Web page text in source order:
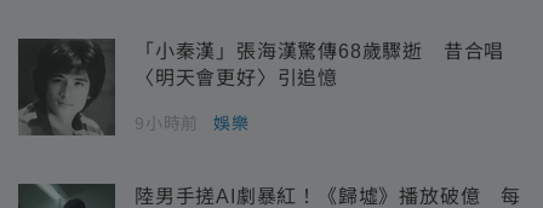
「小秦漢」張海漢驚傳68歲驟逝 昔合唱
〈明天會更好〉引追憶
9小時前 娛樂
陸男手搓AI劇暴紅！《歸墟》播放破億 每